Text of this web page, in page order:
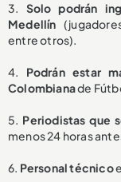
3. Solo podrán
Medellín
entre otros).
4. Podrán estar
Colombianade
5. Periodistas que
menos 24 horas
6. Personal técnico